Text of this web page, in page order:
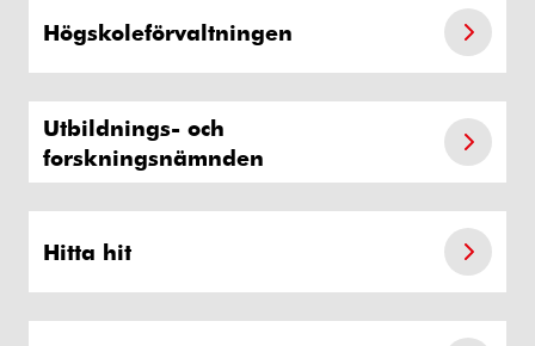
Högskoleförvaltningen
Utbildnings- och
forskningsnämnden
Hitta hit